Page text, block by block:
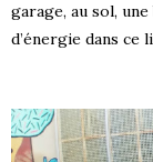
garage, au sol,
d’énergie dans ce